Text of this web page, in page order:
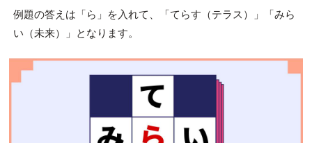
例題の答えは「ら」を入れて、「てらす（テラス）」「みら
い（未来）」となります。